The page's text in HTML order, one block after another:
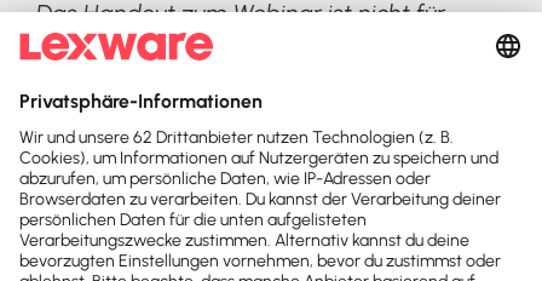
Das Handout zum Webinar ist nicht für
Endkunden.
Präsentation und Infos zum Webinar